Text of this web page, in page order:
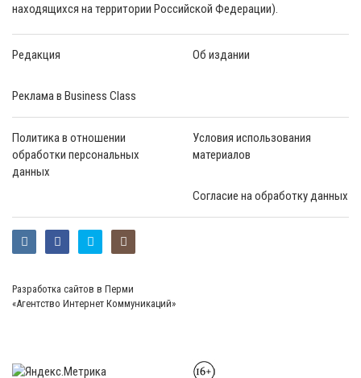
находящихся на территории Российской Федерации).
Редакция Об издании
Реклама в Business Class
Политика в отношении
обработки персональных
данных
Условия использования
материалов
Согласие на обработку данных
Разработка сайтов в Перми
«Агентство Интернет Коммуникаций»